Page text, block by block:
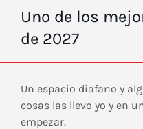
Uno de los
de 2027
Un espacio diafano y
cosas las llevo yo y en
empezar.